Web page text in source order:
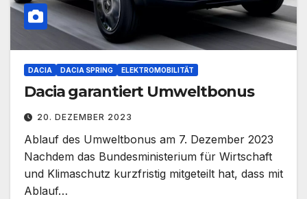
DACIA DACIA SPRING ELEKTROMOBILITÄT
Dacia garantiert Umweltbonus
20. DEZEMBER 2023
Ablauf des Umweltbonus am 7. Dezember 2023
Nachdem das Bundesministerium für Wirtschaft
und Klimaschutz kurzfristig mitgeteilt hat, dass mit
Ablauf…